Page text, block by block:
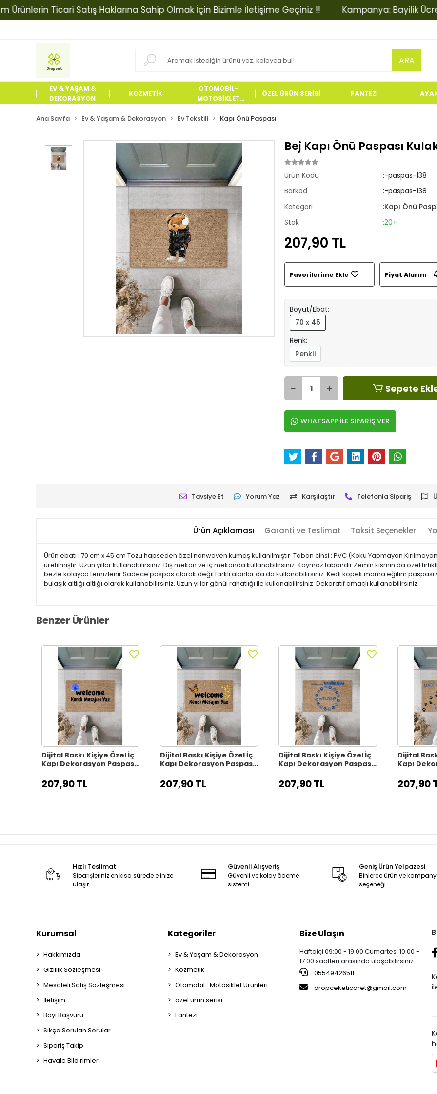
Ticari Satış Haklarına Sahip Olmak İçin Bizimle İletişime Geçiniz !! Kampanya: Bayilik
ARA
EV & YAŞAM &
DEKORASYON
KOZMETİK
OTOMOBİL-
MOTOSİKLET
ÖZEL ÜRÜN SERİSİ FANTEZİ
Ana Sayfa Ev & Yaşam & Dekorasyon Ev Tekstili Kapı Önü Paspası
Bej Kapı Önü Paspası
Ürün Kodu
:-paspas-138
Barkod
:-paspas-138
Kategori
:Kapı Önü
Stok
:20+
207,90 TL
Favorilerime Ekle Fiyat Alarmı
Boyut/Ebat:
70 x 45
Renk:
Renkli
Sepete
WHATSAPP İLE SİPARİŞ VER
Tavsiye Et Yorum Yaz Karşılaştır Telefonla Sipariş
Ürün Açıklaması Garanti ve Teslimat Taksit Seçenekleri
Ürün ebatı : 70 cm x 45 cm Tozu hapseden özel nonwaven kumaş kullanılmıştır. Taban cinsi : PVC (Koku Yapmayan
üretilmiştir. Uzun yıllar kullanabilirsiniz. Dış mekan ve iç mekanda kullanabilirsiniz. Kaymaz tabandır Zemin kısmın da özel
bezle kolayca temizlenir Sadece paspas olarak değil farklı alanlar da da kullanabilirsiniz. Kedi köpek mama eğitim paspası
bulaşık altlığı altlığı olarak kullanabilirsiniz. Uzun yıllar gönül rahatlığı ile kullanabilirsiniz. Dekoratif amaçlı kullanabilirsiniz.
Benzer Ürünler
Dijital Baskı Kişiye Özel İç
Kapı Dekorasyon Paspas
207,90 TL
Dijital Baskı Kişiye Özel İç
Kapı Dekorasyon Paspas
207,90 TL
Dijital Baskı Kişiye Özel İç
Kapı Dekorasyon Paspas
207,90 TL
Dijital
Kapı
207,90
Hızlı Teslimat
Siparişleriniz en kısa sürede elinize
ulaşır.
Güvenli Alışveriş
Güvenli ve kolay ödeme
sistemi
Geniş Ürün Yelpazesi
Binlerce ürün ve
seçeneği
Kurumsal
Hakkımızda
Gizlilik Sözleşmesi
Mesafeli Satış Sözleşmesi
İletişim
Bayi Başvuru
Sıkça Sorulan Sorular
Sipariş Takip
Havale Bildirimleri
Kategoriler
Ev & Yaşam & Dekorasyon
Kozmetik
Otomobil- Motosiklet Ürünleri
özel ürün serisi
Fantezi
Bize Ulaşın
Haftaiçi 09:00 - 19:00 Cumartesi 10:00 -
17:00 saatleri arasında ulaşabilirsiniz.
05549426511
dropceketicaret@gmail.com